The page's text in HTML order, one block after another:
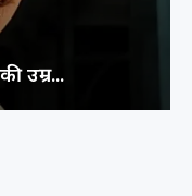
उम्र...